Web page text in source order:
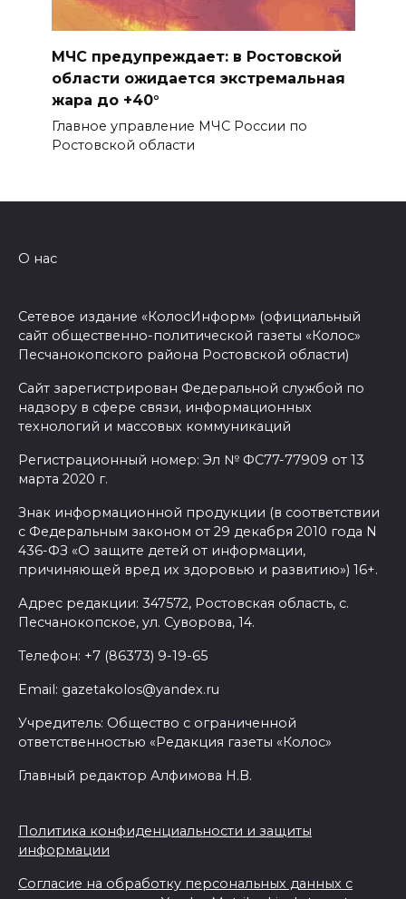
МЧС предупреждает: в Ростовской
области ожидается экстремальная
жара до +40°
Главное управление МЧС России по
Ростовской области
О нас
Сетевое издание «КолосИнформ» (официальный
сайт общественно-политической газеты «Колос»
Песчанокопского района Ростовской области)
Сайт зарегистрирован Федеральной службой по
надзору в сфере связи, информационных
технологий и массовых коммуникаций
Регистрационный номер: Эл № ФС77-77909 от 13
марта 2020 г.
Знак информационной продукции (в соответствии
с Федеральным законом от 29 декабря 2010 года N
436-ФЗ «О защите детей от информации,
причиняющей вред их здоровью и развитию») 16+.
Адрес редакции: 347572, Ростовская область, с.
Песчанокопское, ул. Суворова, 14.
Телефон: +7 (86373) 9-19-65
Email: gazetakolos@yandex.ru
Учредитель: Общество с ограниченной
ответственностью «Редакция газеты «Колос»
Главный редактор Алфимова Н.В.
Политика конфиденциальности и защиты
информации
Согласие на обработку персональных данных с